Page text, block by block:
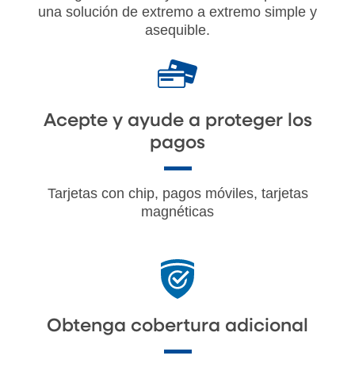
una solución de extremo a extremo simple y
asequible.
Acepte y ayude a proteger los
pagos
Tarjetas con chip, pagos móviles, tarjetas
magnéticas
Obtenga cobertura adicional